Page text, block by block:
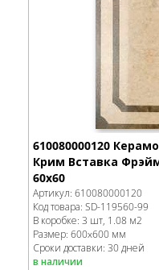
610080000120
Крим Вставка
60х60
Артикул: 610080000120
Код товара: SD-119560-99
В коробке: 3 шт, 1.08 м2
Размер: 600x600 мм
Сроки доставки: 30 дней
в наличии